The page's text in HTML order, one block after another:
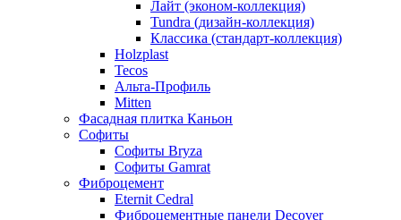
Лайт (эконом-коллекция)
Tundra (дизайн-коллекция)
Классика (стандарт-коллекция)
Holzplast
Tecos
Альта-Профиль
Mitten
Фасадная плитка Каньон
Софиты
Софиты Bryza
Софиты Gamrat
Фиброцемент
Eternit Cedral
Фиброцементные панели Decover